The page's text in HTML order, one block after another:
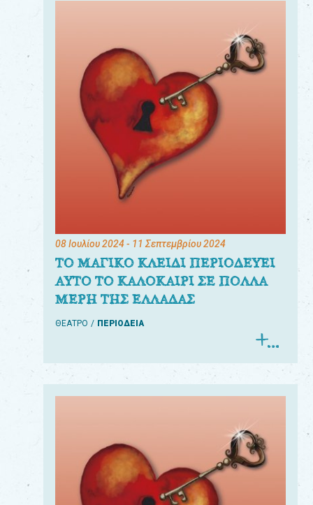
08 Ιουλίου 2024- 11 Σεπτεμβρίου 2024
ΤΟ ΜΑΓΙΚΟ ΚΛΕΙΔΙ ΠΕΡΙΟΔΕΥΕΙ
ΑΥΤΟ ΤΟ ΚΑΛΟΚΑΙΡΙ ΣΕ ΠΟΛΛΑ
ΜΕΡΗ ΤΗΣ ΕΛΛΑΔΑΣ
ΘΕΑΤΡΟ ΠΕΡΙΟΔΕΙΑ